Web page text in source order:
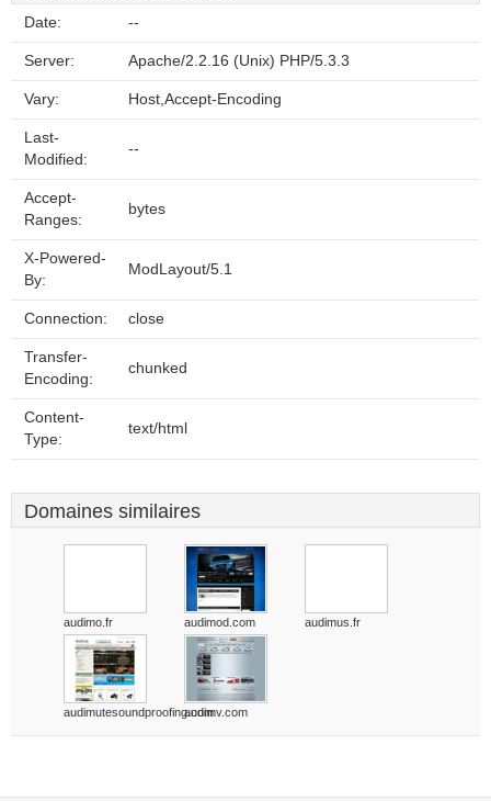
Date: --
Server: Apache/2.2.16 (Unix) PHP/5.3.3
Vary: Host,Accept-Encoding
Last-
Modified:
--
Accept-
Ranges:
bytes
X-Powered-
By:
ModLayout/5.1
Connection: close
Transfer-
Encoding:
chunked
Content-
Type:
text/html
Domaines similaires
audimo.fr audimod.com audimus.fr
audimutesoundproofing.comaudimv.com